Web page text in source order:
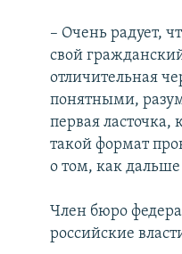
– Очень радует,
свой
отличительная
понятными,
первая ласточка,
такой формат
о том, как
Член бюро
российские